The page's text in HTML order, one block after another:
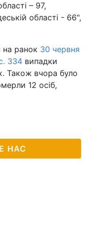
– 97,
області - 66",
ранок 30 червня
334 випадки
Також вчора було
12 осіб,
НАС